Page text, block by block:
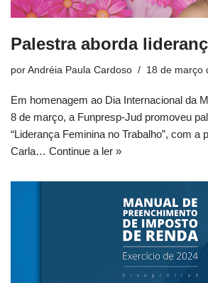
Palestra aborda
por Andréia Paula Cardoso 18 de março
Em homenagem ao Dia Internacional da
8 de março, a Funpresp-Jud promoveu
“Liderança Feminina no Trabalho”, com a
Carla… Continue a ler »